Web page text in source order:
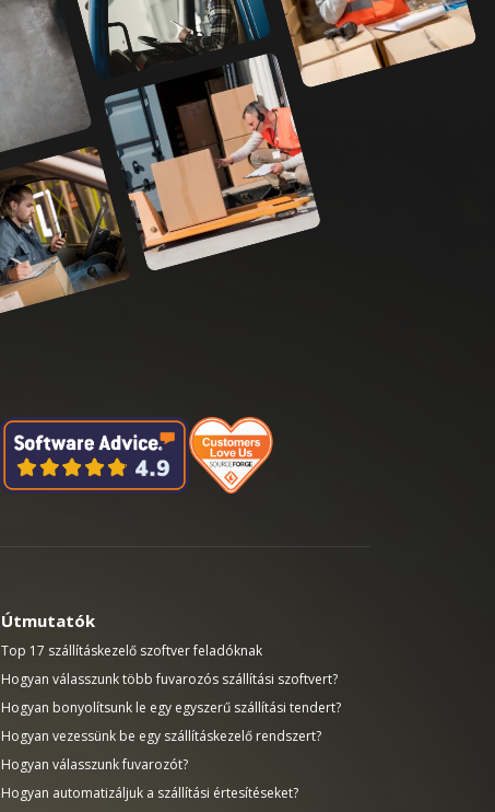
Útmutatók
Top 17 szállításkezelő szoftver feladóknak
Hogyan válasszunk több fuvarozós szállítási szoftvert?
Hogyan bonyolítsunk le egy egyszerű szállítási tendert?
Hogyan vezessünk be egy szállításkezelő rendszert?
Hogyan válasszunk fuvarozót?
Hogyan automatizáljuk a szállítási értesítéseket?